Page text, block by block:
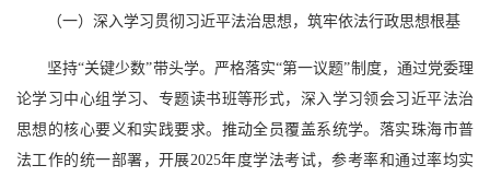
（一）深入学习贯彻习近平法治思想，筑牢依法行政思想根基
坚持“关键少数”带头学。严格落实“第一议题”制度，通过党委理
论学习中心组学习、专题读书班等形式，深入学习领会习近平法治
思想的核心要义和实践要求。推动全员覆盖系统学。落实珠海市普
法工作的统一部署，开展2025年度学法考试，参考率和通过率均实